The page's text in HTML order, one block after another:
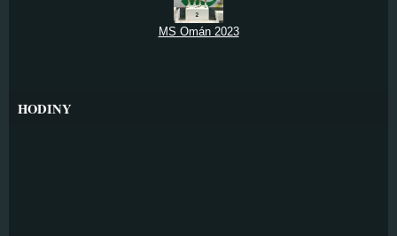
MS Omán 2023
HODINY